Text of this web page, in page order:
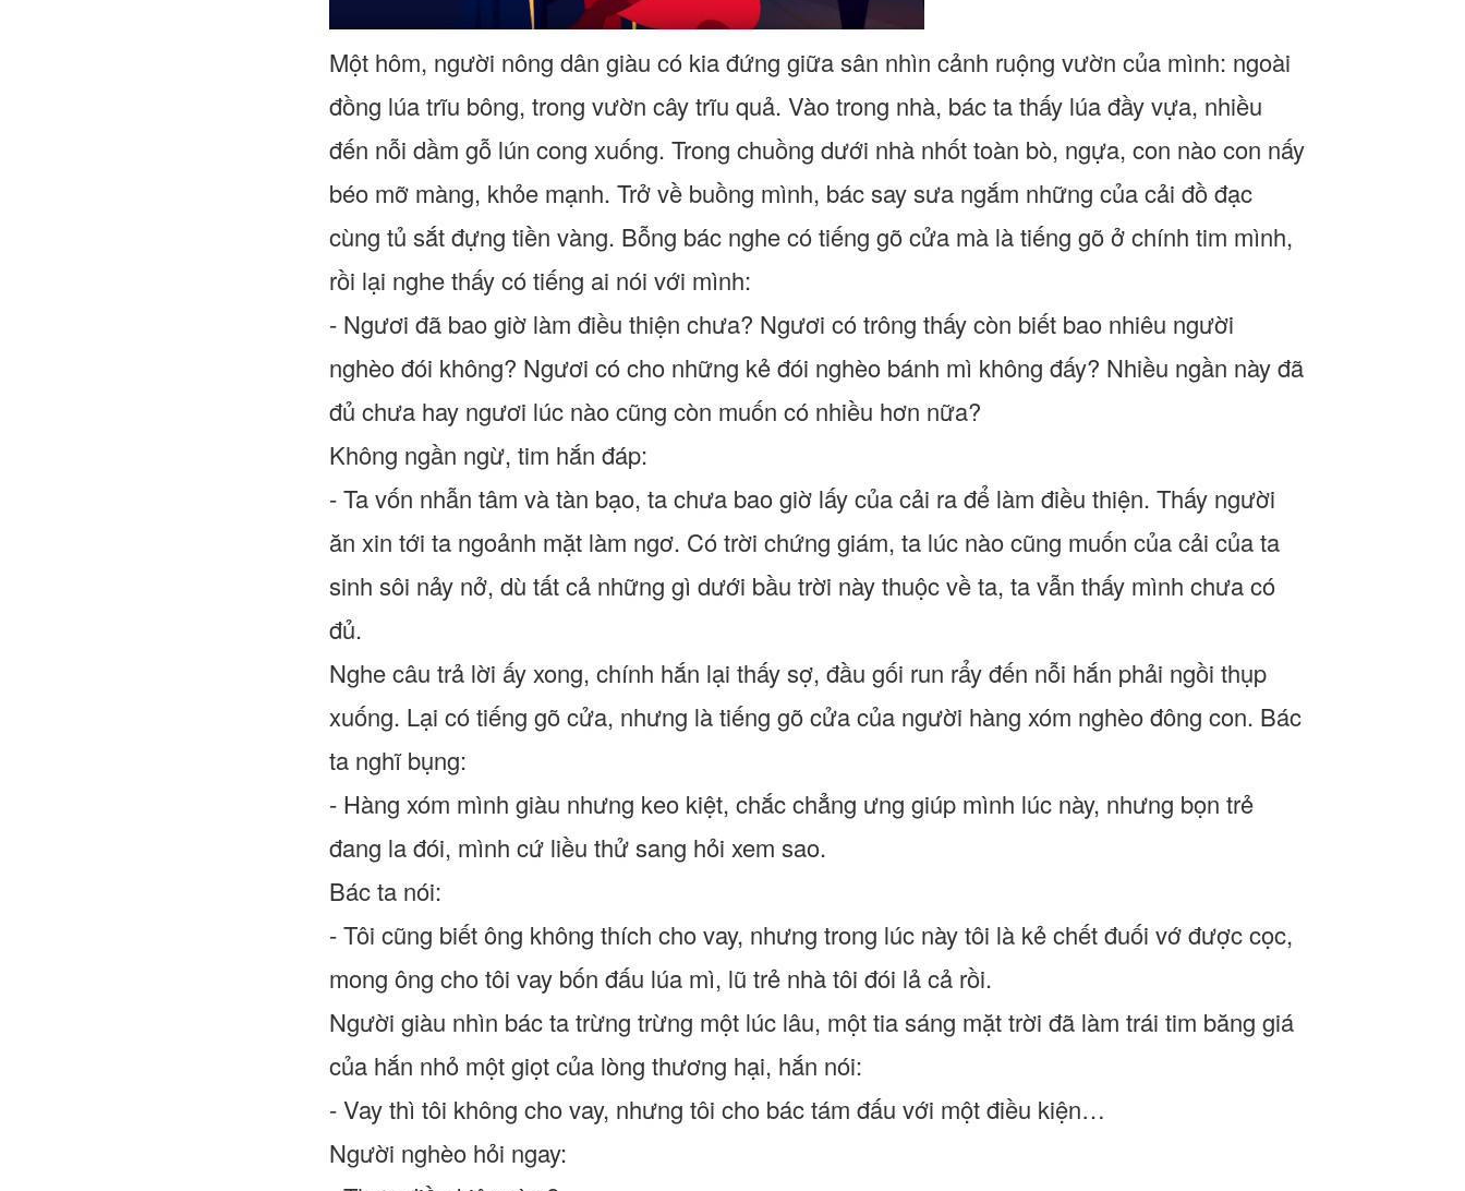
Một hôm, người nông dân giàu có kia đứng giữa sân nhìn cảnh ruộng vườn của mình: ngoài
đồng lúa trĩu bông, trong vườn cây trĩu quả. Vào trong nhà, bác ta thấy lúa đầy vựa, nhiều
đến nỗi dầm gỗ lún cong xuống. Trong chuồng dưới nhà nhốt toàn bò, ngựa, con nào con nấy
béo mỡ màng, khỏe mạnh. Trở về buồng mình, bác say sưa ngắm những của cải đồ đạc
cùng tủ sắt đựng tiền vàng. Bỗng bác nghe có tiếng gõ cửa mà là tiếng gõ ở chính tim mình,
rồi lại nghe thấy có tiếng ai nói với mình:
- Ngươi đã bao giờ làm điều thiện chưa? Ngươi có trông thấy còn biết bao nhiêu người
nghèo đói không? Ngươi có cho những kẻ đói nghèo bánh mì không đấy? Nhiều ngần này đã
đủ chưa hay ngươi lúc nào cũng còn muốn có nhiều hơn nữa?
Không ngần ngừ, tim hắn đáp:
- Ta vốn nhẫn tâm và tàn bạo, ta chưa bao giờ lấy của cải ra để làm điều thiện. Thấy người
ăn xin tới ta ngoảnh mặt làm ngơ. Có trời chứng giám, ta lúc nào cũng muốn của cải của ta
sinh sôi nảy nở, dù tất cả những gì dưới bầu trời này thuộc về ta, ta vẫn thấy mình chưa có
đủ.
Nghe câu trả lời ấy xong, chính hắn lại thấy sợ, đầu gối run rẩy đến nỗi hắn phải ngồi thụp
xuống. Lại có tiếng gõ cửa, nhưng là tiếng gõ cửa của người hàng xóm nghèo đông con. Bác
ta nghĩ bụng:
- Hàng xóm mình giàu nhưng keo kiệt, chắc chẳng ưng giúp mình lúc này, nhưng bọn trẻ
đang la đói, mình cứ liều thử sang hỏi xem sao.
Bác ta nói:
- Tôi cũng biết ông không thích cho vay, nhưng trong lúc này tôi là kẻ chết đuối vớ được cọc,
mong ông cho tôi vay bốn đấu lúa mì, lũ trẻ nhà tôi đói lả cả rồi.
Người giàu nhìn bác ta trừng trừng một lúc lâu, một tia sáng mặt trời đã làm trái tim băng giá
của hắn nhỏ một giọt của lòng thương hại, hắn nói:
- Vay thì tôi không cho vay, nhưng tôi cho bác tám đấu với một điều kiện…
Người nghèo hỏi ngay: